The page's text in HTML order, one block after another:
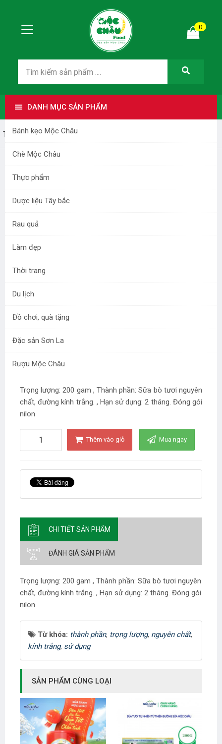
0
DANH MỤC SẢN PHẨM
Bánh kẹo Mộc Châu
Chè Mộc Châu
Thực phẩm
Dược liệu Tây bắc
Rau quả
Làm đẹp
Thời trang
Du lịch
Đồ chơi, quà tặng
Đặc sản Sơn La
Rượu Mộc Châu
Trang nhất Bánh kẹo Mộc Châu
Bánh Sữa Gói Trần 200gr
Mã sản phẩm:
30.000
Trọng lượng: 200 gam , Thành phần: Sữa bò tươi nguyên
chất, đường kính trắng. , Hạn sử dụng: 2 tháng. Đóng gói
nilon
Thêm vào giỏ Mua ngay
CHI TIẾT SẢN PHẨM
ĐÁNH GIÁ SẢN PHẨM
Trọng lượng: 200 gam , Thành phần: Sữa bò tươi nguyên
chất, đường kính trắng. , Hạn sử dụng: 2 tháng. Đóng gói
nilon
Từ khóa: thành phần, trọng lượng, nguyên chất,
kính trắng, sử dụng
SẢN PHẨM CÙNG LOẠI